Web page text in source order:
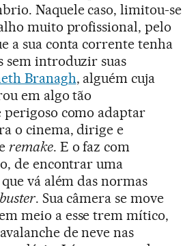
Naquele caso, limitou-se
muito profissional, pelo
a sua conta corrente tenha
sem introduzir suas
Branagh, alguém cuja
em algo tão
perigoso como adaptar
o cinema, dirige e
remake. E o faz com
de encontrar uma
vá além das normas
. Sua câmera se move
meio a esse trem mítico,
de neve nas